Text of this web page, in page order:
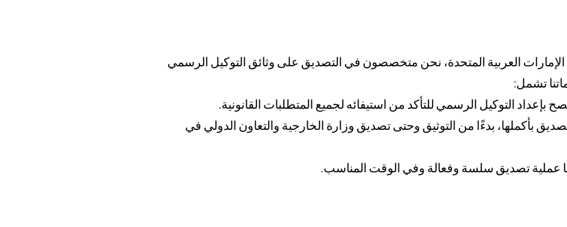
العربية المتحدة، نحن متخصصون في التصديق على وثائق التوكيل الرسمي
تشمل:
التوكيل الرسمي للتأكد من استيفائه لجميع المتطلبات القانونية.
بأكملها، بدءًا من التوثيق وحتى تصديق وزارة الخارجية والتعاون الدولي في
عملية تصديق سلسة وفعالة وفي الوقت المناسب.